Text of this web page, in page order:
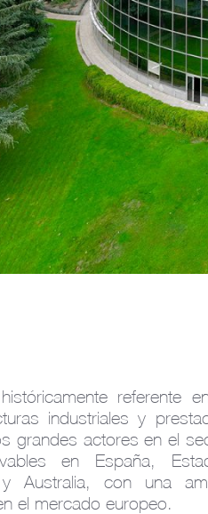
referente
industriales y
grandes actores en el
en España,
y Australia, con una
el mercado europeo.